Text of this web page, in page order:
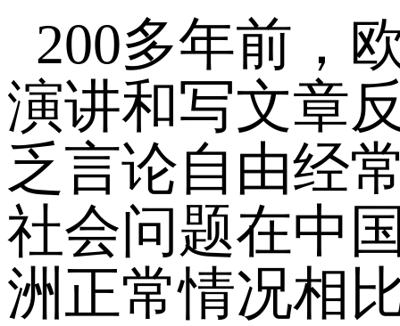
200多年前，
演讲和写文章
乏言论自由经
社会问题在中
洲正常情况相